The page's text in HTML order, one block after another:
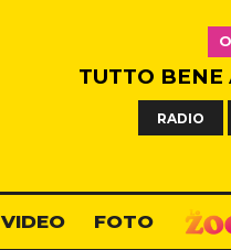
TUTTO BENE
RADIO
VIDEO FOTO